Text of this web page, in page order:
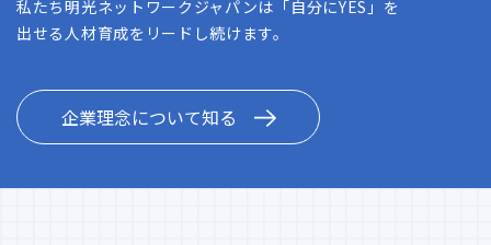
私たち明光ネットワークジャパンは「自分にYES」を
出せる人材育成をリードし続けます。
企業理念について知る